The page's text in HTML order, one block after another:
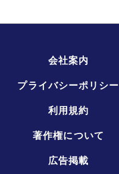
会社案内
プライバシーポリシー
利用規約
著作権について
広告掲載